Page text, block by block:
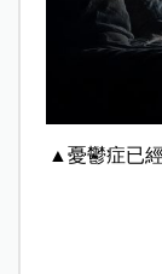
▲憂鬱症已